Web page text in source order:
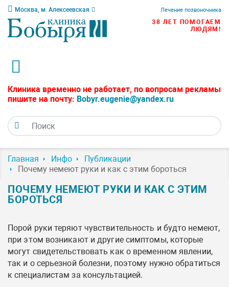
Москва, м. Алексеевская Лечение позвоночника
38 ЛЕТ ПОМОГАЕМ
ЛЮДЯМ!
Клиника временно не работает, по вопросам рекламы
пишите на почту: Bobyr.eugenie@yandex.ru
Главная Инфо
Публикации
Почему немеют руки и как с этим бороться
ПОЧЕМУ НЕМЕЮТ РУКИ И КАК С ЭТИМ
БОРОТЬСЯ
Порой руки теряют чувствительность и будто немеют,
при этом возникают и другие симптомы, которые
могут свидетельствовать как о временном явлении,
так и о серьезной болезни, поэтому нужно обратиться
к специалистам за консультацией.